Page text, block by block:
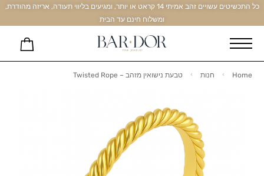
כל התכשיטים עשויים זהב אמיתי 14 קראט או יותר, ומגיעים בליווי תעודה, אריזה מהודרת,
ומשלוח חינם עד הבית
Home חנות טבעת נישואין מזהב – Twisted Rope